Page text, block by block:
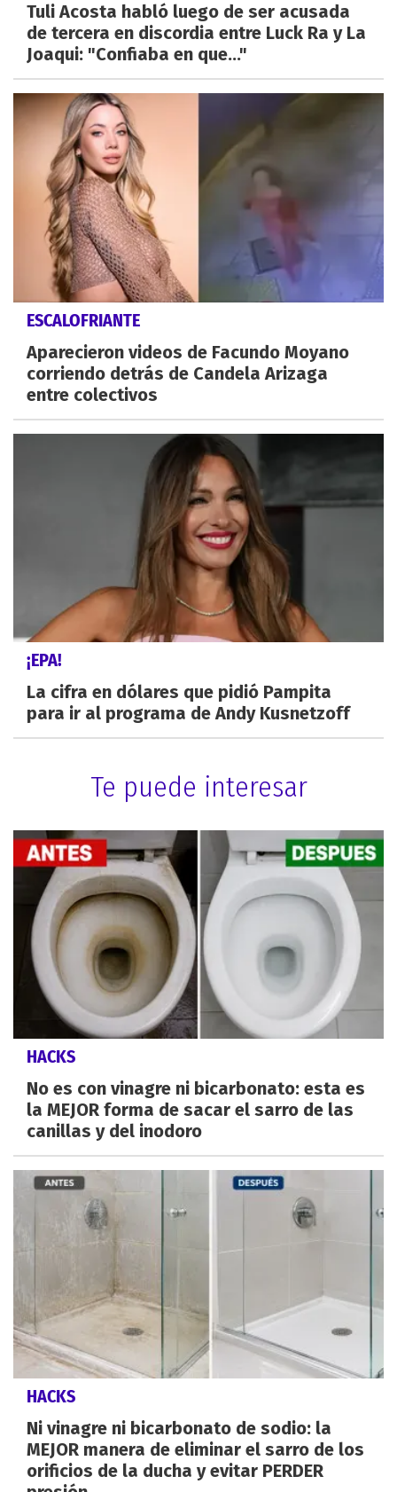
Tuli Acosta habló luego de ser acusada
de tercera en discordia entre Luck Ra y La
Joaqui: "Confiaba en que..."
ESCALOFRIANTE
Aparecieron videos de Facundo Moyano
corriendo detrás de Candela Arizaga
entre colectivos
¡EPA!
La cifra en dólares que pidió Pampita
para ir al programa de Andy Kusnetzoff
Te puede interesar
HACKS
No es con vinagre ni bicarbonato: esta es
la MEJOR forma de sacar el sarro de las
canillas y del inodoro
HACKS
Ni vinagre ni bicarbonato de sodio: la
MEJOR manera de eliminar el sarro de los
orificios de la ducha y evitar PERDER